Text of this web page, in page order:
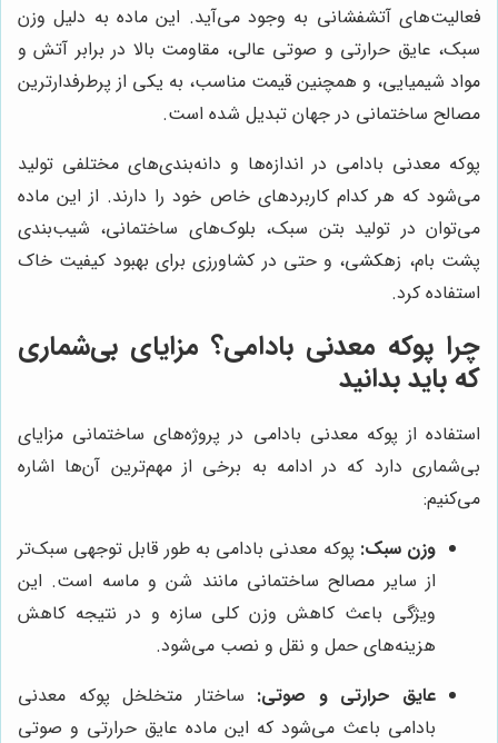
فعالیت‌های آتشفشانی به وجود می‌آید. این ماده به دلیل وزن
سبک، عایق حرارتی و صوتی عالی، مقاومت بالا در برابر آتش و
مواد شیمیایی، و همچنین قیمت مناسب، به یکی از پرطرفدارترین
مصالح ساختمانی در جهان تبدیل شده است.
پوکه معدنی بادامی در اندازه‌ها و دانه‌بندی‌های مختلفی تولید
می‌شود که هر کدام کاربردهای خاص خود را دارند. از این ماده
می‌توان در تولید بتن سبک، بلوک‌های ساختمانی، شیب‌بندی
پشت بام، زهکشی، و حتی در کشاورزی برای بهبود کیفیت خاک
استفاده کرد.
چرا پوکه معدنی بادامی؟ مزایای بی‌شماری
که باید بدانید
استفاده از پوکه معدنی بادامی در پروژه‌های ساختمانی مزایای
بی‌شماری دارد که در ادامه به برخی از مهم‌ترین آن‌ها اشاره
می‌کنیم:
وزن سبک: پوکه معدنی بادامی به طور قابل توجهی سبک‌تر
از سایر مصالح ساختمانی مانند شن و ماسه است. این
ویژگی باعث کاهش وزن کلی سازه و در نتیجه کاهش
هزینه‌های حمل و نقل و نصب می‌شود.
عایق حرارتی و صوتی: ساختار متخلخل پوکه معدنی
بادامی باعث می‌شود که این ماده عایق حرارتی و صوتی